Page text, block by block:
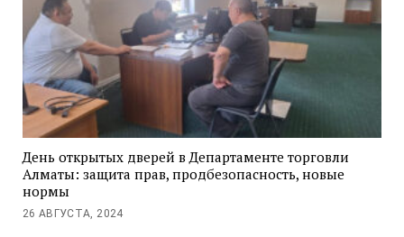
День открытых дверей в Департаменте торговли
Алматы: защита прав, продбезопасность, новые
нормы
26 АВГУСТА, 2024